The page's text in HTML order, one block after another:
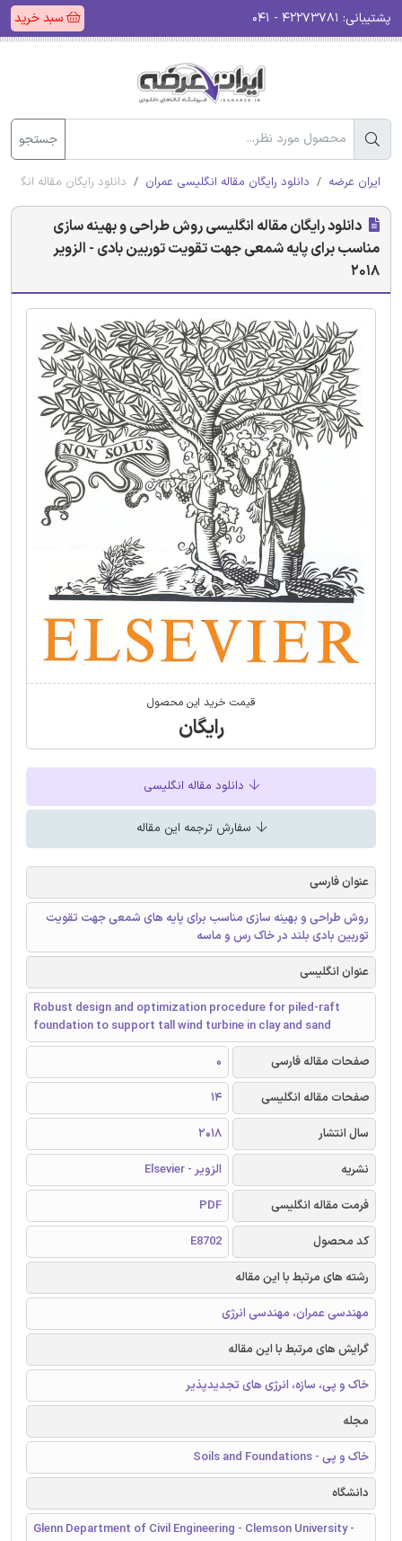
پشتیبانی: سبد خرید
جستجو
ایران عرضه دانلود رایگان مقاله انگلیسی عمران دانلود رایگان مقاله
دانلود رایگان مقاله انگلیسی روش طراحی و بهینه سازی
مناسب برای پایه شمعی جهت تقویت توربین بادی - الزویر
2018
قیمت خرید این محصول
رایگان
دانلود مقاله انگلیسی
سفارش ترجمه این مقاله
عنوان فارسی
روش طراحی و بهینه سازی مناسب برای پایه های شمعی جهت تقویت
توربین بادی بلند در خاک رس و ماسه
عنوان انگلیسی
Robust design and optimization procedure for piled-raft
foundation to support tall wind turbine in clay and sand
صفحات مقاله فارسی
0
صفحات مقاله انگلیسی
14
سال انتشار
2018
نشریه
الزویر - Elsevier
فرمت مقاله انگلیسی
PDF
کد محصول
E8702
رشته های مرتبط با این مقاله
مهندسی عمران، مهندسی انرژی
گرایش های مرتبط با این مقاله
خاک و پی، سازه، انرژی های تجدیدپذیر
مجله
خاک و پی - Soils and Foundations
دانشگاه
Glenn Department of Civil Engineering - Clemson University -